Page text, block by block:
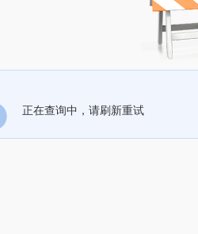
正在查询中，请刷新重试